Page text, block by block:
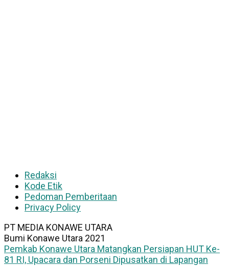
Redaksi
Kode Etik
Pedoman Pemberitaan
Privacy Policy
PT MEDIA KONAWE UTARA
Bumi Konawe Utara 2021
Pemkab Konawe Utara Matangkan Persiapan HUT Ke-
81 RI, Upacara dan Porseni Dipusatkan di Lapangan